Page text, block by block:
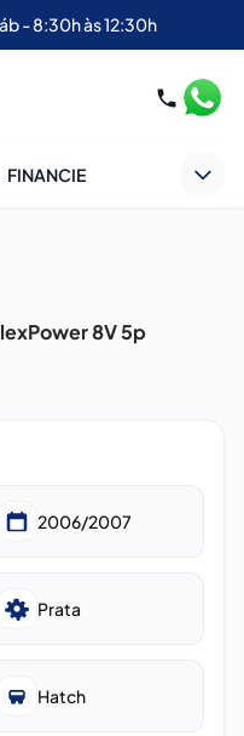
- 8:30h às 12:30h
FINANCIE
8V 5p
2006/2007
Prata
Hatch